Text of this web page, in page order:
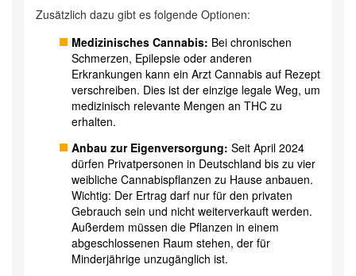
Zusätzlich dazu gibt es folgende Optionen:
Medizinisches Cannabis: Bei chronischen
Schmerzen, Epilepsie oder anderen
Erkrankungen kann ein Arzt Cannabis auf Rezept
verschreiben. Dies ist der einzige legale Weg, um
medizinisch relevante Mengen an THC zu
erhalten.
Anbau zur Eigenversorgung: Seit April 2024
dürfen Privatpersonen in Deutschland bis zu vier
weibliche Cannabispflanzen zu Hause anbauen.
Wichtig: Der Ertrag darf nur für den privaten
Gebrauch sein und nicht weiterverkauft werden.
Außerdem müssen die Pflanzen in einem
abgeschlossenen Raum stehen, der für
Minderjährige unzugänglich ist.